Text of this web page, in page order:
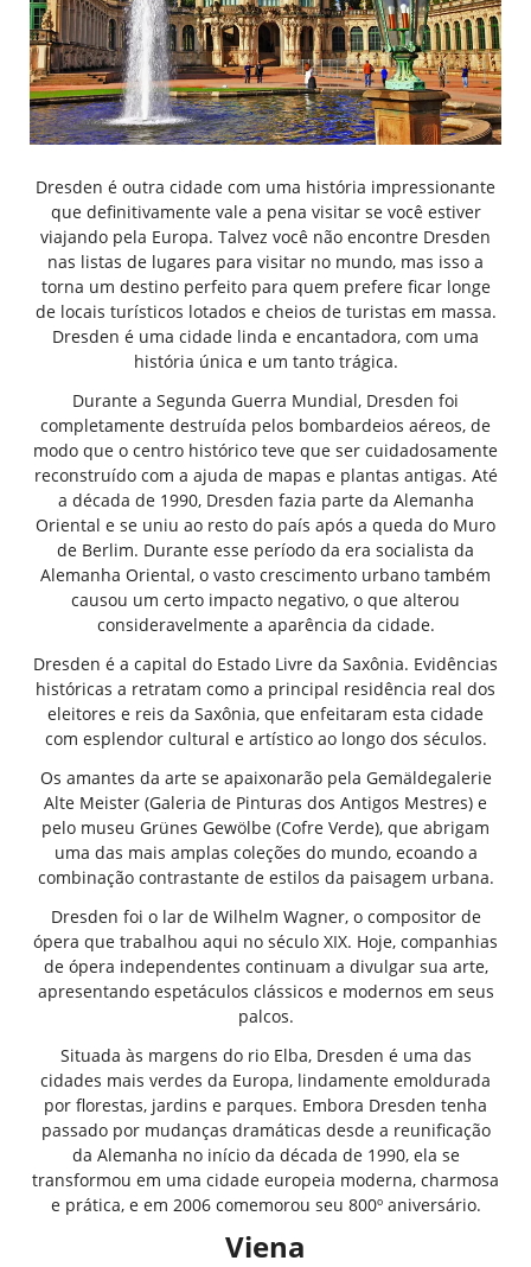
Dresden é outra cidade com uma história impressionante
que definitivamente vale a pena visitar se você estiver
viajando pela Europa. Talvez você não encontre Dresden
nas listas de lugares para visitar no mundo, mas isso a
torna um destino perfeito para quem prefere ficar longe
de locais turísticos lotados e cheios de turistas em massa.
Dresden é uma cidade linda e encantadora, com uma
história única e um tanto trágica.
Durante a Segunda Guerra Mundial, Dresden foi
completamente destruída pelos bombardeios aéreos, de
modo que o centro histórico teve que ser cuidadosamente
reconstruído com a ajuda de mapas e plantas antigas. Até
a década de 1990, Dresden fazia parte da Alemanha
Oriental e se uniu ao resto do país após a queda do Muro
de Berlim. Durante esse período da era socialista da
Alemanha Oriental, o vasto crescimento urbano também
causou um certo impacto negativo, o que alterou
consideravelmente a aparência da cidade.
Dresden é a capital do Estado Livre da Saxônia. Evidências
históricas a retratam como a principal residência real dos
eleitores e reis da Saxônia, que enfeitaram esta cidade
com esplendor cultural e artístico ao longo dos séculos.
Os amantes da arte se apaixonarão pela Gemäldegalerie
Alte Meister (Galeria de Pinturas dos Antigos Mestres) e
pelo museu Grünes Gewölbe (Cofre Verde), que abrigam
uma das mais amplas coleções do mundo, ecoando a
combinação contrastante de estilos da paisagem urbana.
Dresden foi o lar de Wilhelm Wagner, o compositor de
ópera que trabalhou aqui no século XIX. Hoje, companhias
de ópera independentes continuam a divulgar sua arte,
apresentando espetáculos clássicos e modernos em seus
palcos.
Situada às margens do rio Elba, Dresden é uma das
cidades mais verdes da Europa, lindamente emoldurada
por florestas, jardins e parques. Embora Dresden tenha
passado por mudanças dramáticas desde a reunificação
da Alemanha no início da década de 1990, ela se
transformou em uma cidade europeia moderna, charmosa
e prática, e em 2006 comemorou seu 800º aniversário.
Viena